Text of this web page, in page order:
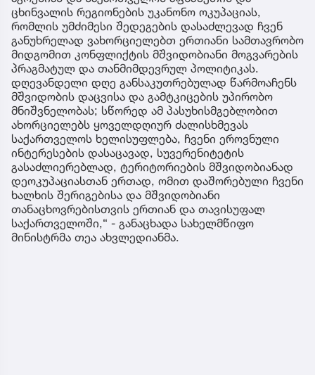
ცხინვალის რეგიონების უკანონო ოკუპაციას,
რომლის უმძიმესი შედეგების დასაძლევად ჩვენ
განუხრელად ვახორციელებთ ერთიანი სამთავრობო
მიდგომით კონფლიქტის მშვიდობიანი მოგვარების
პრაგმატულ და თანმიმდევრულ პოლიტიკას.
დღევანდელი დღე განსაკუთრებულად წარმოაჩენს
მშვიდობის დაცვისა და გამტკიცების უპირობო
მნიშვნელობას; სწორედ ამ პასუხისმგებლობით
ახორციელებს ყოველდღიურ ძალისხმევას
საქართველოს ხელისუფლება, ჩვენი ეროვნული
ინტერესების დასაცავად, სუვერენიტეტის
გასაძლიერებლად, ტერიტორიების მშვიდობიანად
დეოკუპაციასთან ერთად, ომით დაშორებული ჩვენი
ხალხის შერიგებისა და მშვიდობიანი
თანაცხოვრებისთვის ერთიან და თავისუფალ
საქართველოში,“ - განაცხადა სახელმწიფო
მინისტრმა თეა ახვლედიანმა.